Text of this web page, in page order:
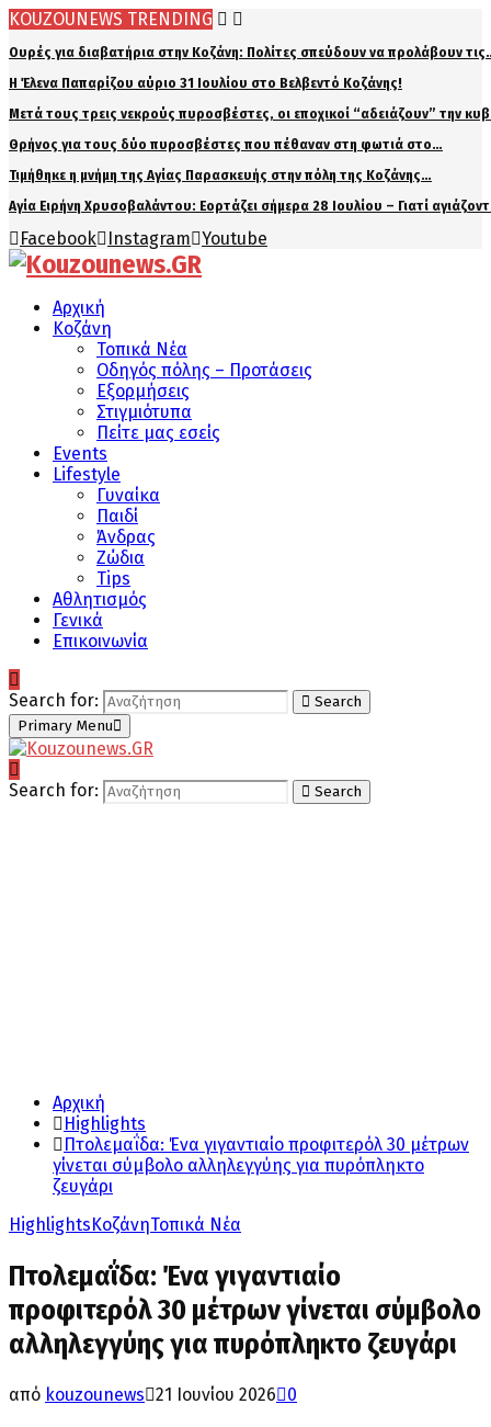
KOUZOUNEWS TRENDING
Ουρές για διαβατήρια στην Κοζάνη: Πολίτες σπεύδουν να προλάβουν
Η Έλενα Παπαρίζου αύριο 31 Ιουλίου στο Βελβεντό Κοζάνης!
Μετά τους τρεις νεκρούς πυροσβέστες, οι εποχικοί “αδειάζουν” την
Θρήνος για τους δύο πυροσβέστες που πέθαναν στη φωτιά στο…
Τιμήθηκε η μνήμη της Αγίας Παρασκευής στην πόλη της Κοζάνης…
Αγία Ειρήνη Χρυσοβαλάντου: Εορτάζει σήμερα 28 Ιουλίου – Γιατί
Facebook Instagram Youtube
Αρχική
Κοζάνη
Τοπικά Νέα
Οδηγός πόλης – Προτάσεις
Εξορμήσεις
Στιγμιότυπα
Πείτε μας εσείς
Events
Lifestyle
Γυναίκα
Παιδί
Άνδρας
Ζώδια
Tips
Αθλητισμός
Γενικά
Επικοινωνία
Search for:
Search
Primary Menu
Search for: Search
Αρχική
Highlights
Πτολεμαΐδα: Ένα γιγαντιαίο προφιτερόλ 30 μέτρων
γίνεται σύμβολο αλληλεγγύης για πυρόπληκτο
ζευγάρι
HighlightsΚοζάνηΤοπικά Νέα
Πτολεμαΐδα: Ένα γιγαντιαίο
προφιτερόλ 30 μέτρων γίνεται σύμβολο
αλληλεγγύης για πυρόπληκτο ζευγάρι
από kouzounews 21 Ιουνίου 2026 0